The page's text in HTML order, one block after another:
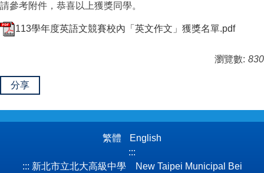
請參考附件，恭喜以上獲獎同學。
113學年度英語文競賽校內「英文作文」獲獎名單.pdf
瀏覽數: 830
分享
繁體
English
:::
::: 新北市立北大高級中學 New Taipei Municipal Bei